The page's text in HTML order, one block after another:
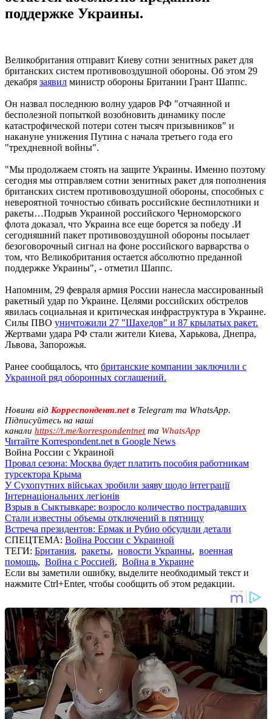
поддержке Украины.
Великобритания отправит Киеву сотни зенитных ракет для
британских систем противовоздушной обороны. Об этом 29
декабря заявил министр обороны Британии Грант Шаппс.
Он назвал последнюю волну ударов РФ "отчаянной и
бесполезной попыткой возобновить динамику после
катастрофической потери сотен тысяч призывников" и
накануне унижения Путина с начала третьего года его
"трехдневной войны".
"Мы продолжаем стоять на защите Украины. Именно поэтому
сегодня мы отправляем сотни зенитных ракет для пополнения
британских систем противовоздушной обороны, способных с
невероятной точностью сбивать российские беспилотники и
ракеты…Подрыв Украиной российского Черноморского
флота доказал, что Украина все еще борется за победу .И
сегодняшний пакет противовоздушной обороны посылает
безоговорочный сигнал на фоне российского варварства о
том, что Великобритания остается абсолютно преданной
поддержке Украины", - отметил Шаппс.
Напомним, 29 февраля армия России нанесла массированный
ракетный удар по Украине. Целями российских обстрелов
явилась социальная и критическая инфраструктура в Украине.
Силы ПВО уничтожили 27 "Шахедов" и 87 крылатых ракет.
Жертвами удара РФ стали жители Киева, Харькова, Днепра,
Львова, Запорожья.
Ранее сообщалось, что британские компании заключили с
Украиной ряд оборонных соглашений.
Новини від Корреспондент.netв Telegram та WhatsApp.
Підписуйтесь на наші
канали https://t.me/korrespondentnetта WhatsApp
Читайте Korrespondent.net в Google News
Война России с Украиной
Провал сезона: Москва будет платить пособия работникам
турсектора Крыма
У Сухопутних військах зробили заяву щодо інтеграції
Інтернаціональних легіонів
Взрыв в Сыктывкаре: возросло количество пострадавших
Стали известны объемы отключений в пятницу
Встреча президентов: Ермак и Рубио обсудили детали
СПЕЦТЕМА: Война России с Украиной
ТЕГИ: Британия, ракеты, новости Украины, военная
помощь, Война с Россией, Война в Украине
Если вы заметили ошибку, выделите необходимый текст и
нажмите Ctrl+Enter, чтобы сообщить об этом редакции.